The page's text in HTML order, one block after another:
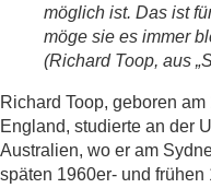
möglich ist. Das ist
möge sie es immer
(Richard Toop, aus
Richard Toop, geboren
England, studierte an der
Australien, wo er am
späten 1960er- und